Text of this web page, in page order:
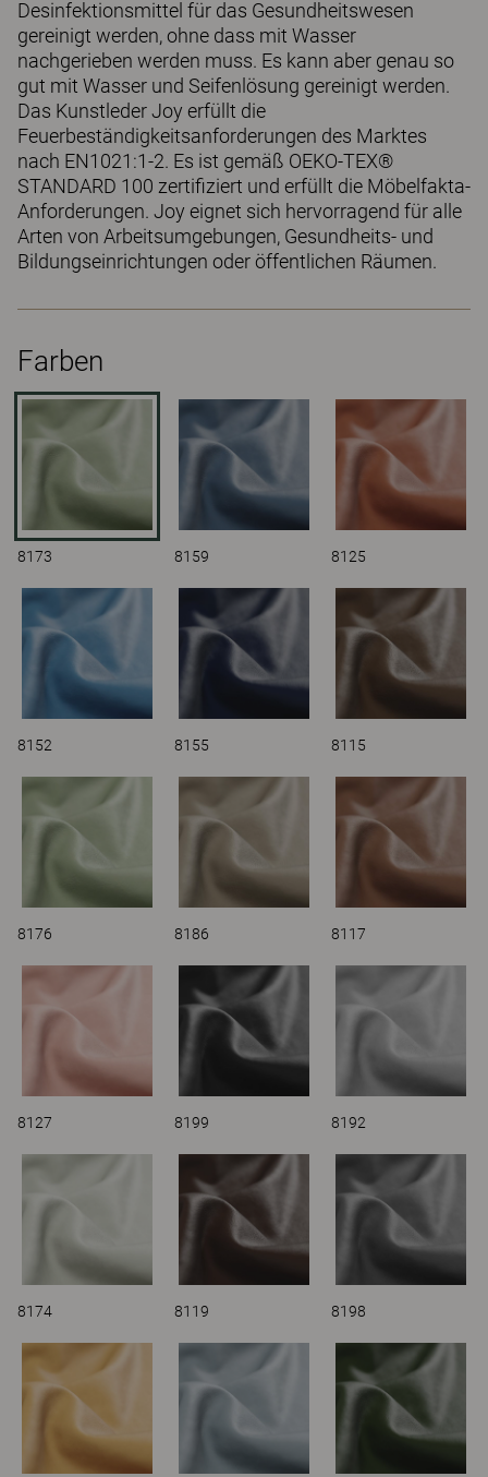
Desinfektionsmittel für das Gesundheitswesen
gereinigt werden, ohne dass mit Wasser
nachgerieben werden muss. Es kann aber genau so
gut mit Wasser und Seifenlösung gereinigt werden.
Das Kunstleder Joy erfüllt die
Feuerbeständigkeitsanforderungen des Marktes
nach EN1021:1-2. Es ist gemäß OEKO-TEX®
STANDARD 100 zertifiziert und erfüllt die Möbelfakta-
Anforderungen. Joy eignet sich hervorragend für alle
Arten von Arbeitsumgebungen, Gesundheits- und
Bildungseinrichtungen oder öffentlichen Räumen.
Farben
8173 8159 8125
8152 8155 8115
8176 8186 8117
8127 8199 8192
8174 8119 8198